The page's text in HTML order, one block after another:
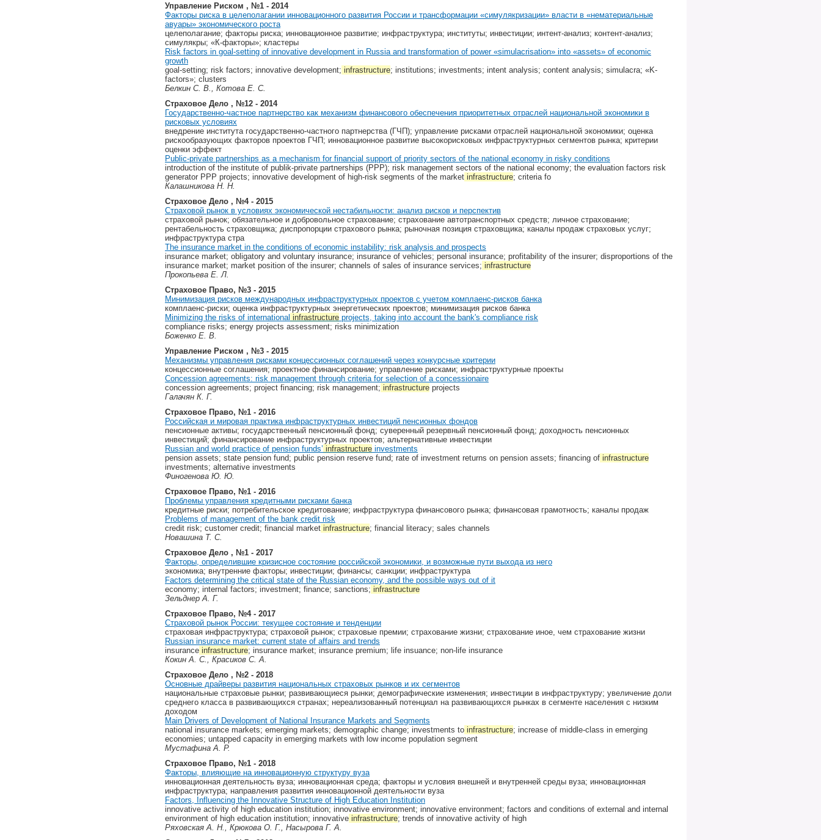
Управление Риском , №1 - 2014
Факторы риска в целеполагании инновационного развития России и трансформации «симулякризации» власти в «нематериальные
авуары» экономического роста
целеполагание; факторы риска; инновационное развитие; инфраструктура; институты; инвестиции; интент-анализ; контент-анализ;
симулякры; «К-факторы»; кластеры
Risk factors in goal-setting of innovative development in Russia and transformation of power «simulacrisation» into «assets» of economic
growth
goal-setting; risk factors; innovative development; infrastructure; institutions; investments; intent analysis; content analysis; simulacra; «K-
factors»; clusters
Белкин С. В., Котова Е. С.
Страховое Дело , №12 - 2014
Государственно-частное партнерство как механизм финансового обеспечения приоритетных отраслей национальной экономики в
рисковых условиях
внедрение института государственно-частного партнерства (ГЧП); управление рисками отраслей национальной экономики; оценка
рискообразующих факторов проектов ГЧП; инновационное развитие высокорисковых инфраструктурных сегментов рынка; критерии
оценки эффект
Public-private partnerships as a mechanism for financial support of priority sectors of the national economy in risky conditions
introduction of the institute of publik-private partnerships (PPP); risk management sectors of the national economy; the evaluation factors risk
generator PPP projects; innovative development of high-risk segments of the market infrastructure; criteria fo
Калашникова Н. Н.
Страховое Дело , №4 - 2015
Страховой рынок в условиях экономической нестабильности: анализ рисков и перспектив
страховой рынок; обязательное и добровольное страхование; страхование автотранспортных средств; личное страхование;
рентабельность страховщика; диспропорции страхового рынка; рыночная позиция страховщика; каналы продаж страховых услуг;
инфраструктура стра
The insurance market in the conditions of economic instability: risk analysis and prospects
insurance market; obligatory and voluntary insurance; insurance of vehicles; personal insurance; profitability of the insurer; disproportions of the
insurance market; market position of the insurer; channels of sales of insurance services; infrastructure
Прокопьева Е. Л.
Страховое Право, №3 - 2015
Минимизация­ рисков­ международных­ инфраструктурных­ проектов­ с ­учетом­ комплаенс-рисков­ банка
комплаенс-риски; оценка инфраструктурных энергетических проектов; минимизация рисков банка
Minimizing­ the­ risks­ of­ international infrastructure ­projects,­ taking­ into account­ the­ bank's ­compliance­ risk
compliance risks; energy projects assessment; risks minimization
Боженко­ Е. В.
Управление Риском , №3 - 2015
Механизмы управления рисками концессионных соглашений через конкурсные критерии
концессионные соглашения; проектное финансирование; управление рисками; инфраструктурные проекты
Concession agreements: risk management through criteria for selection of a concessionaire
concession agreements; project financing; risk management; infrastructure projects
Галачян К. Г.
Страховое Право, №1 - 2016
Российская и мировая практика инфраструктурных инвестиций пенсионных фондов
пенсионные активы; государственный пенсионный фонд; суверенный резервный пенсионный фонд; доходность пенсионных
инвестиций; финансирование инфраструктурных проектов; альтернативные инвестиции
Russian and world practice of pension funds’ infrastructure investments
pension assets; state pension fund; public pension reserve fund; rate of investment returns on pension assets; financing of infrastructure
investments; alternative investments
Финогенова Ю. Ю.
Страховое Право, №1 - 2016
Проблемы управления кредитными рисками банка
кредитные риски; потребительское кредитование; инфраструктура финансового рынка; финансовая грамотность; каналы продаж
Problems of management of the bank credit risk
credit risk; customer credit; financial market infrastructure; financial literacy; sales channels
Новашина Т. С.
Страховое Дело , №1 - 2017
Факторы, определившие кризисное состояние российской экономики, и возможные пути выхода из него
экономика; внутренние факторы; инвестиции; финансы; санкции; инфраструктура
Factors determining the critical state of the Russian economy, and the possible ways out of it
economy; internal factors; investment; finance; sanctions; infrastructure
Зельднер А. Г.
Страховое Право, №4 - 2017
Страховой рынок России: текущее состояние и тенденции
страховая инфраструктура; страховой рынок; страховые премии; страхование жизни; страхование иное, чем страхование жизни
Russian insurance market: current state of affairs and trends
insurance infrastructure; insurance market; insurance premium; life insuance; non-life insurance
Кокин А. С., Красиков С. А.
Страховое Дело , №2 - 2018
Основные драйверы развития национальных страховых рынков и их сегментов
национальные страховые рынки; развивающиеся рынки; демографические изменения; инвестиции в инфраструктуру; увеличение доли
среднего класса в развивающихся странах; нереализованный потенциал на развивающихся рынках в сегменте населения с низким
доходом
Main Drivers of Development of National Insurance Markets and Segments
national insurance markets; emerging markets; demographic change; investments to infrastructure; increase of middle-class in emerging
economies; untapped capacity in emerging markets with low income population segment
Мустафина А. Р.
Страховое Право, №1 - 2018
Факторы, влияющие на инновационную структуру вуза
инновационная деятельность вуза; инновационная среда; факторы и условия внешней и внутренней среды вуза; инновационная
инфраструктура; направления развития инновационной деятельности вуза
Factors, Influencing the Innovative Structure of High Education Institution
innovative activity of high education institution; innovative environment; innovative environment; factors and conditions of external and internal
environment of high education institution; innovative infrastructure; trends of innovative activity of high
Ряховская А. Н., Крюкова О. Г., Насырова Г. А.